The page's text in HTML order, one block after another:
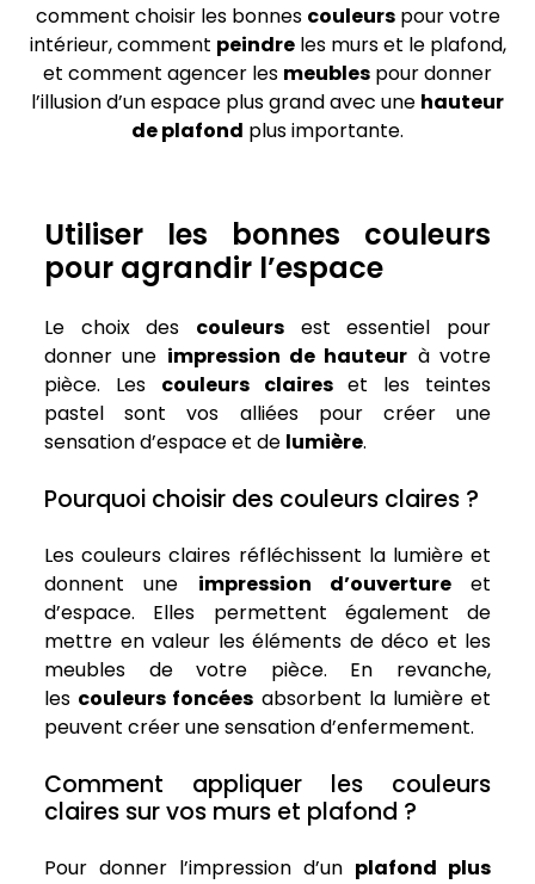
comment choisir les bonnes couleurspour votre
intérieur, comment peindreles murs et le plafond,
et comment agencer les meubles pour donner
l’illusion d’un espace plus grand avec une hauteur
de plafond plus importante.
Utiliser les bonnes couleurs
pour agrandir l’espace
Le choix des couleurs est essentiel pour
donner une impression de hauteur à votre
pièce. Les couleurs claireset les teintes
pastel sont vos alliées pour créer une
sensation d’espace et de lumière.
Pourquoi choisir des couleurs claires ?
Les couleurs claires réfléchissent la lumière et
donnent une impression d’ouvertureet
d’espace. Elles permettent également de
mettre en valeur les éléments de déco et les
meubles de votre pièce. En revanche,
les couleurs foncées absorbent la lumière et
peuvent créer une sensation d’enfermement.
Comment appliquer les couleurs
claires sur vos murs et plafond ?
Pour donner l’impression d’un plafond plus